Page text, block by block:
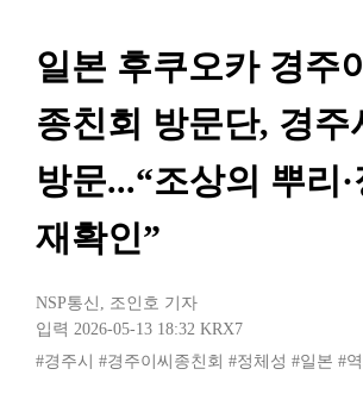
일본 후쿠오카 경주
종친회 방문단, 경주
방문...“조상의 뿌리
재확인”
NSP통신 , 조인호 기자
입력 2026-05-13 18:32 KRX7
#경주시
#경주이씨종친회 #정체성 #일본 #